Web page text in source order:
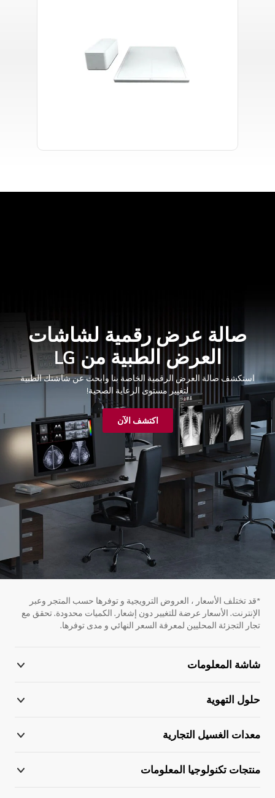
صالة عرض رقمية لشاشات
العرض الطبية من LG
استكشف صالة العرض الرقمية الخاصة بنا وابحث عن شاشتك الطبية
لتغيير مستوى الرعاية الصحية!
اكتشف الآن
*قد تختلف الأسعار ، العروض الترويجية و توفرها حسب المتجر وعبر
الإنترنت. الأسعار عرضة للتغيير دون إشعار. الكميات محدودة. تحقق مع
تجار التجزئة المحليين لمعرفة السعر النهائي و مدى توفرها.
شاشة المعلومات
حلول التهوية
معدات الغسيل التجارية
منتجات تكنولوجيا المعلومات